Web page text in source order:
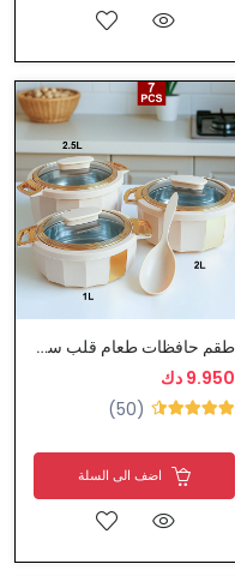
طقم حافظات طعام قلب ستيل
9.950 دك
(50)
اضف الى السلة